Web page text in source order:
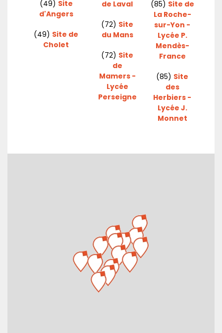
(49) Site
d'Angers
(49) Site de
Cholet
de Laval
(72) Site
du Mans
(72) Site
de
Mamers -
Lycée
Perseigne
(85) Site de
La Roche-
sur-Yon -
Lycée P.
Mendès-
France
(85) Site
des
Herbiers -
Lycée J.
Monnet